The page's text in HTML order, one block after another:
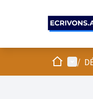
AccueilMenu
/